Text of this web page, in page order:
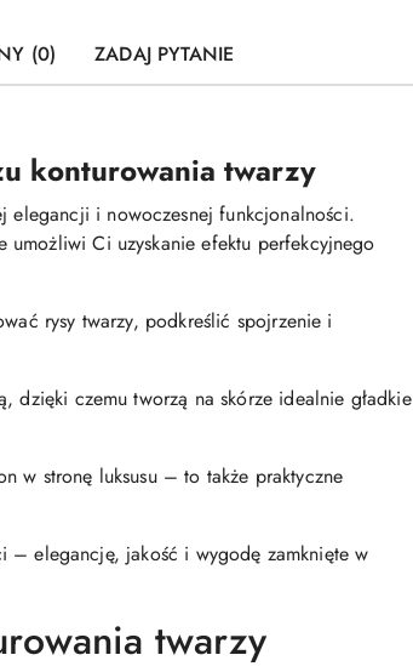
(0) ZADAJ PYTANIE
konturowania twarzy
elegancji i nowoczesnej funkcjonalności.
Ci uzyskanie efektu perfekcyjnego
rysy twarzy, podkreślić spojrzenie i
dzięki czemu tworzą na skórze idealnie gładkie
w stronę luksusu – to także praktyczne
– elegancję, jakość i wygodę zamknięte w
twarzy